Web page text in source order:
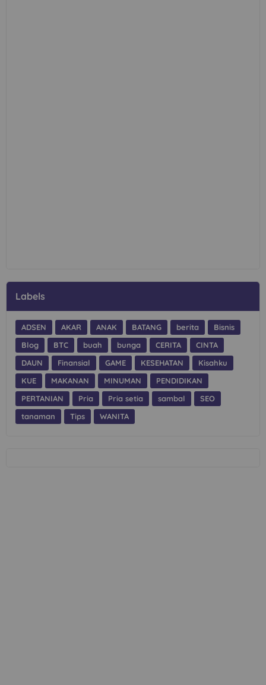
Labels
ADSEN AKAR ANAK BATANG berita
Bisnis
Blog
BTC buah bunga CERITA
CINTA
DAUN
Finansial GAME KESEHATAN
Kisahku
KUE
MAKANAN MINUMAN
PENDIDIKAN
PERTANIAN
Pria Pria setia sambal
SEO
tanaman
Tips WANITA